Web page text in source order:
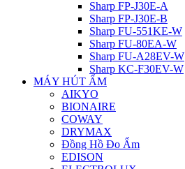
Sharp FP-J30E-A
Sharp FP-J30E-B
Sharp FU-551KE-W
Sharp FU-80EA-W
Sharp FU-A28EV-W
Sharp KC-F30EV-W
MÁY HÚT ẨM
AIKYO
BIONAIRE
COWAY
DRYMAX
Đồng Hồ Đo Ẩm
EDISON